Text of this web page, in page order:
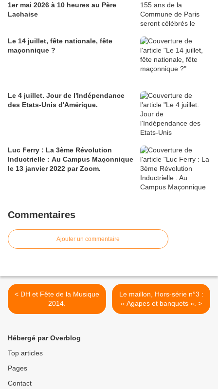
1er mai 2026 à 10 heures au Père
Lachaise
Le 14 juillet, fête nationale, fête
maçonnique ?
Le 4 juillet. Jour de l'Indépendance
des Etats-Unis d'Amérique.
Luc Ferry : La 3ème Révolution
Inductrielle : Au Campus Maçonnique
le 13 janvier 2022 par Zoom.
Commentaires
Ajouter un commentaire
< DH et Fête de la Musique
2014.
Le maillon, Hors-série n°3 :
« Agapes et banquets ». >
Hébergé par Overblog
Top articles
Pages
Contact